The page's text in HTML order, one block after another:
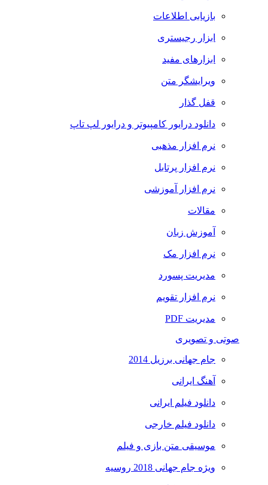
بازیابی اطلاعات
ابزار رجیستری
ابزارهای مفید
ویرایشگر متن
قفل گذار
دانلود درایور کامپیوتر و درایور لپ تاپ
نرم افزار مذهبی
نرم افزار پرتابل
نرم افزار آموزشی
مقالات
آموزش زبان
نرم افزار مک
مدیریت پسورد
نرم افزار تقویم
مدیریت PDF
صوتی و تصویری
جام جهانی برزیل 2014
آهنگ ایرانی
دانلود فیلم ایرانی
دانلود فیلم خارجی
موسیقی متن بازی و فیلم
ویژه جام جهانی 2018 روسیه